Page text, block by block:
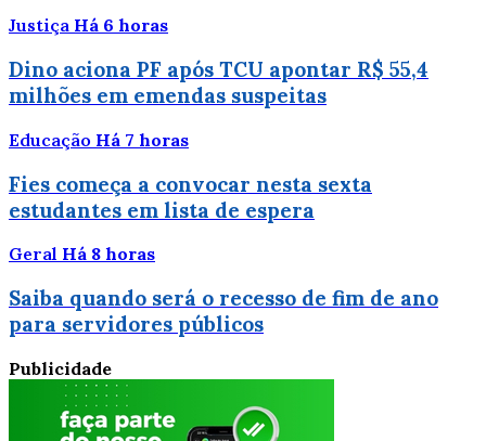
Justiça Há 6 horas
Dino aciona PF após TCU apontar R$ 55,4
milhões em emendas suspeitas
Educação Há 7 horas
Fies começa a convocar nesta sexta
estudantes em lista de espera
Geral Há 8 horas
Saiba quando será o recesso de fim de ano
para servidores públicos
Publicidade